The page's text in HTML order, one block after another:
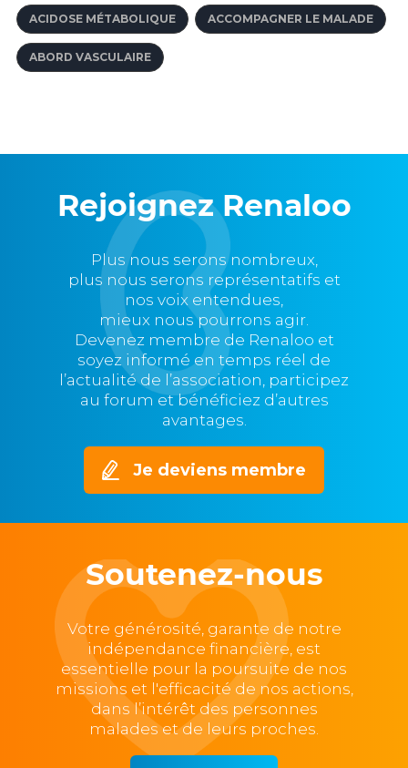
ACIDOSE MÉTABOLIQUE ACCOMPAGNER LE MALADE
ABORD VASCULAIRE
Rejoignez Renaloo
Plus nous serons nombreux,
plus nous serons représentatifs et
nos voix entendues,
mieux nous pourrons agir.
Devenez membre de Renaloo et
soyez informé en temps réel de
l’actualité de l’association, participez
au forum et bénéficiez d’autres
avantages.
Je deviens membre
Soutenez-nous
Votre générosité, garante de notre
indépendance financière, est
essentielle pour la poursuite de nos
missions et l'efficacité de nos actions,
dans l’intérêt des personnes
malades et de leurs proches.